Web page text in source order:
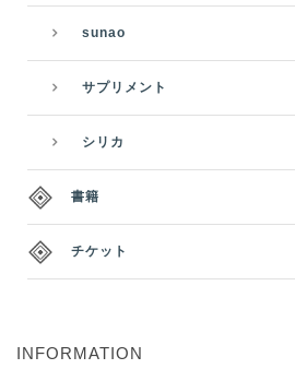
sunao
サプリメント
シリカ
書籍
チケット
INFORMATION